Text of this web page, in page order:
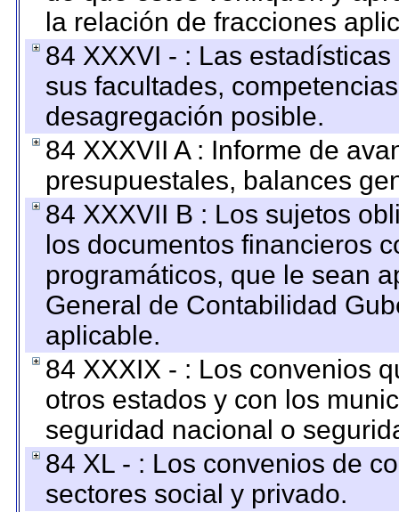
la relación de fracciones
84 XXXVI - : Las
sus facultades,
desagregación posible.
84 XXXVII A : Informe de
presupuestales, balances
84 XXXVII B : Los sujetos
los documentos financieros
programáticos, que le sean
General de Contabilidad
aplicable.
84 XXXIX - : Los convenios
otros estados y con los
seguridad nacional o
84 XL - : Los convenios de
sectores social y privado.